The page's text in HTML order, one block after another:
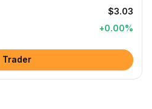
$3.03
+0.00%
Trader